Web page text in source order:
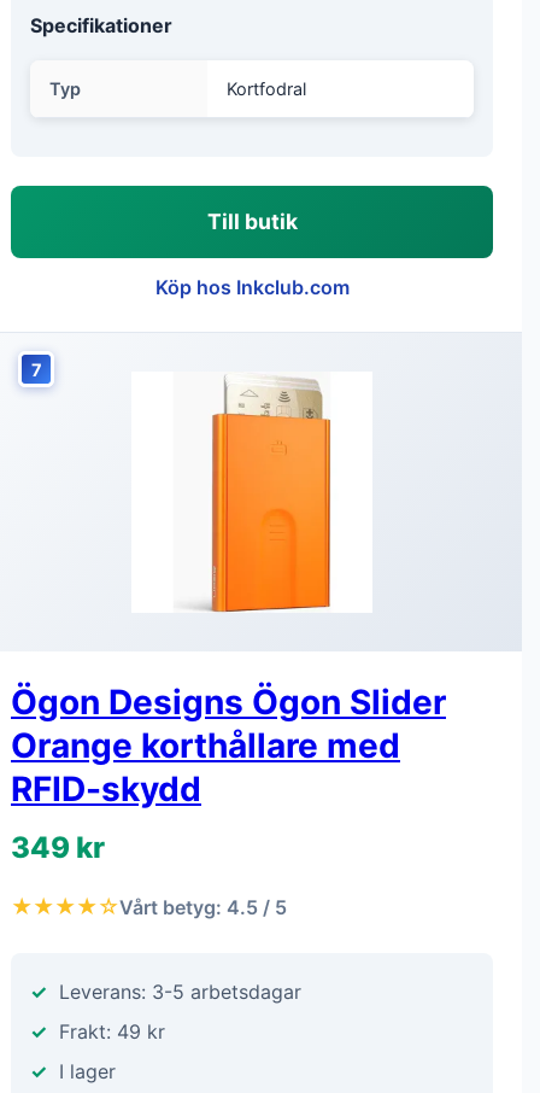
Specifikationer
Typ Kortfodral
Till butik
Köp hos Inkclub.com
7
Ögon Designs Ögon Slider
Orange korthållare med
RFID-skydd
349 kr
★★★★☆Vårt betyg: 4.5 / 5
Leverans: 3-5 arbetsdagar
Frakt: 49 kr
I lager